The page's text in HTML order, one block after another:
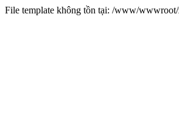
File template không tồn tại: /www/